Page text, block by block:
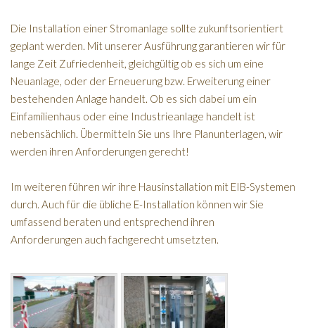
Die Installation einer Stromanlage sollte zukunftsorientiert
geplant werden. Mit unserer Ausführung garantieren wir für
lange Zeit Zufriedenheit, gleichgültig ob es sich um eine
Neuanlage, oder der Erneuerung bzw. Erweiterung einer
bestehenden Anlage handelt. Ob es sich dabei um ein
Einfamilienhaus oder eine Industrieanlage handelt ist
nebensächlich. Übermitteln Sie uns Ihre Planunterlagen, wir
werden ihren Anforderungen gerecht!
Im weiteren führen wir ihre Hausinstallation mit EIB-Systemen
durch. Auch für die übliche E-Installation können wir Sie
umfassend beraten und entsprechend ihren
Anforderungen auch fachgerecht umsetzten.